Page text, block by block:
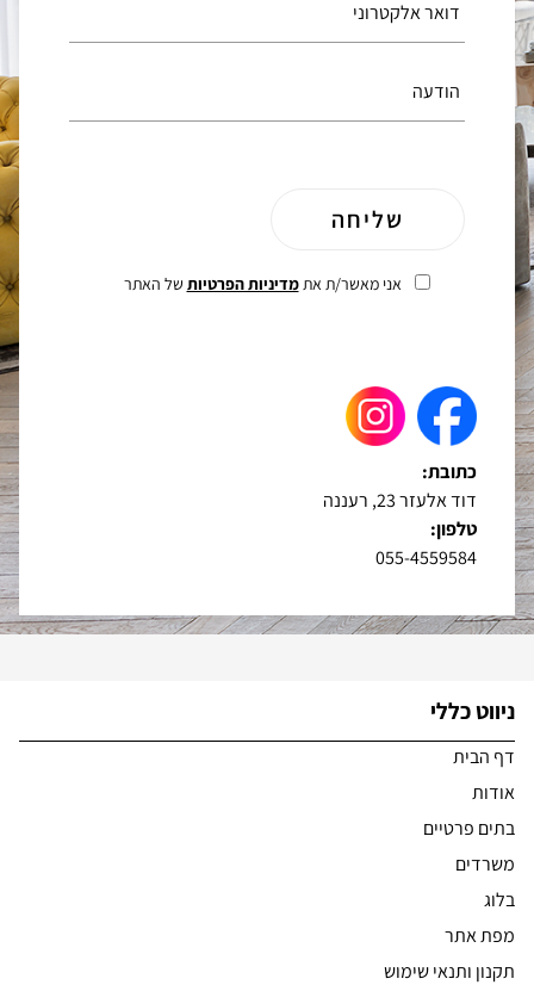
אני מאשר/ת אתמדיניות הפרטיות של האתר
כתובת:
דוד אלעזר 23, רעננה
טלפון:
055-4559584
ניווט כללי
דף הבית
אודות
בתים פרטיים
משרדים
בלוג
מפת אתר
תקנון ותנאי שימוש